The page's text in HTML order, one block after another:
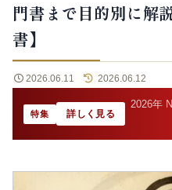
門書まで目的別に解
書】
2026.06.11 2026.06.12
特集 詳しく見る
2026年